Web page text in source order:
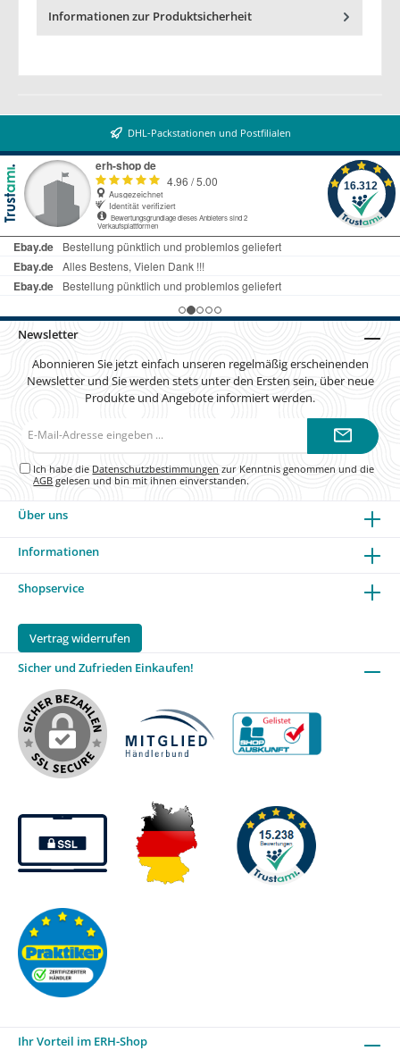
Informationen zur Produktsicherheit
DHL-Packstationen und Postfilialen
Newsletter
Abonnieren Sie jetzt einfach unseren regelmäßig erscheinenden
Newsletter und Sie werden stets unter den Ersten sein, über neue
Produkte und Angebote informiert werden.
Ich habe die Datenschutzbestimmungen zur Kenntnis genommen und die
AGB gelesen und bin mit ihnen einverstanden.
Über uns
Informationen
Shopservice
Vertrag widerrufen
Sicher und Zufrieden Einkaufen!
Ihr Vorteil im ERH-Shop